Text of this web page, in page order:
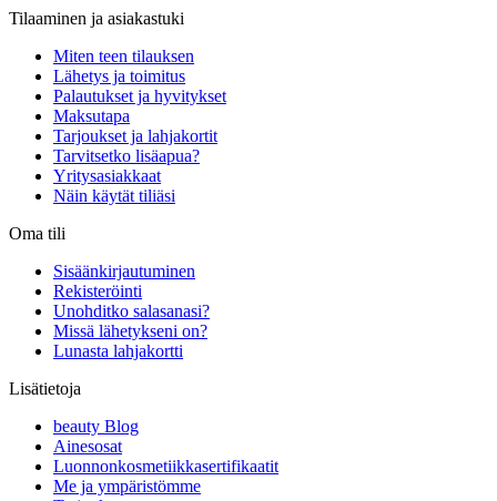
Tilaaminen ja asiakastuki
Miten teen tilauksen
Lähetys ja toimitus
Palautukset ja hyvitykset
Maksutapa
Tarjoukset ja lahjakortit
Tarvitsetko lisäapua?
Yritysasiakkaat
Näin käytät tiliäsi
Oma tili
Sisäänkirjautuminen
Rekisteröinti
Unohditko salasanasi?
Missä lähetykseni on?
Lunasta lahjakortti
Lisätietoja
beauty Blog
Ainesosat
Luonnonkosmetiikkasertifikaatit
Me ja ympäristömme